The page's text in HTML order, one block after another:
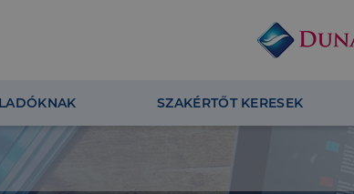
SZAKÉRTŐT KERESEK